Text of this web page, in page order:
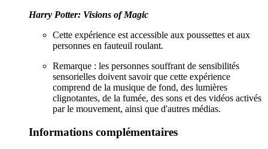
Harry Potter: Visions of Magic
Cette expérience est accessible aux poussettes et aux
personnes en fauteuil roulant.
Remarque : les personnes souffrant de sensibilités
sensorielles doivent savoir que cette expérience
comprend de la musique de fond, des lumières
clignotantes, de la fumée, des sons et des vidéos activés
par le mouvement, ainsi que d'autres médias.
Informations complémentaires